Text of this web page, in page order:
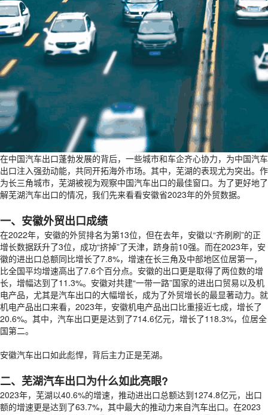
在中国汽车出口蓬勃发展的背后，一些城市和车企齐心协力，为中国汽车
出口注入强劲动能，共同开拓海外市场。其中，芜湖的表现尤为突出。作
为长三角城市，芜湖被视为观察中国汽车出口的最佳窗口。为了更好地了
解芜湖汽车出口的情况，我们先来看看安徽省2023年的外贸数据。
一、安徽外贸出口成绩
在2022年，安徽的外贸排名为第13位，但在去年，安徽以“齐刷刷”的正
增长数据跃升了3位，成功“挤掉”了天津，跻身前10强。而在2023年，安
徽的进出口总额同比增长了7.8%，增速在长三角及中部地区位居第一，
比全国平均增速高出了7.6个百分点。安徽的出口更是取得了两位数的增
长，增幅达到了11.3%。安徽对共建“一带一路”国家的进出口贸易以及机
电产品，尤其是汽车出口的大幅增长，成为了外贸增长的最显著动力。就
机电产品出口来看，2023年，安徽机电产品出口比重接近七成，增长了
20.6%。其中，汽车出口更是达到了714.6亿元，增长了118.3%，位居全
国第二。
安徽汽车出口如此彪悍，背后主力正是芜湖。
二、芜湖汽车出口为什么如此亮眼?
2023年，芜湖以40.6%的增速，推动进出口总额达到1274.8亿元，出口
额的增速更是达到了63.7%，其中最大的推动力来自汽车出口。在2023